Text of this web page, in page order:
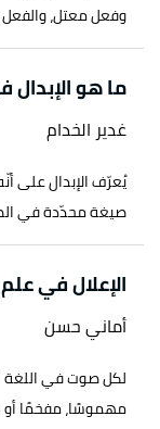
وفعل معتل،
ما هو
غدير الخدام
يُعرّف الإبدال على
صيغة محدّدة في
الإعلال في
أماني حسن
لكل صوت في اللغة
مهموسًا، مفخمًا أو